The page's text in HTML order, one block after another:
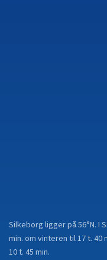
Silkeborg ligger på 56°N. I
min. om vinteren til 17 t.
10 t. 45 min.